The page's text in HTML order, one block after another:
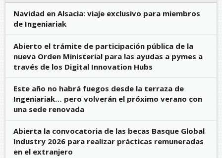
Navidad en Alsacia: viaje exclusivo para miembros
de Ingeniariak
Abierto el trámite de participación pública de la
nueva Orden Ministerial para las ayudas a pymes a
través de los Digital Innovation Hubs
Este año no habrá fuegos desde la terraza de
Ingeniariak… pero volverán el próximo verano con
una sede renovada
Abierta la convocatoria de las becas Basque Global
Industry 2026 para realizar prácticas remuneradas
en el extranjero